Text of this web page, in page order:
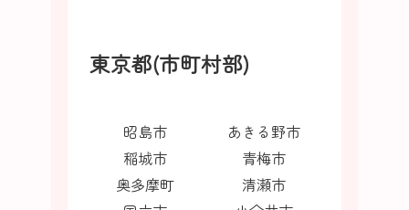
東京都(市町村部)
昭島市
あきる野市
稲城市
青梅市
奥多摩町
清瀬市